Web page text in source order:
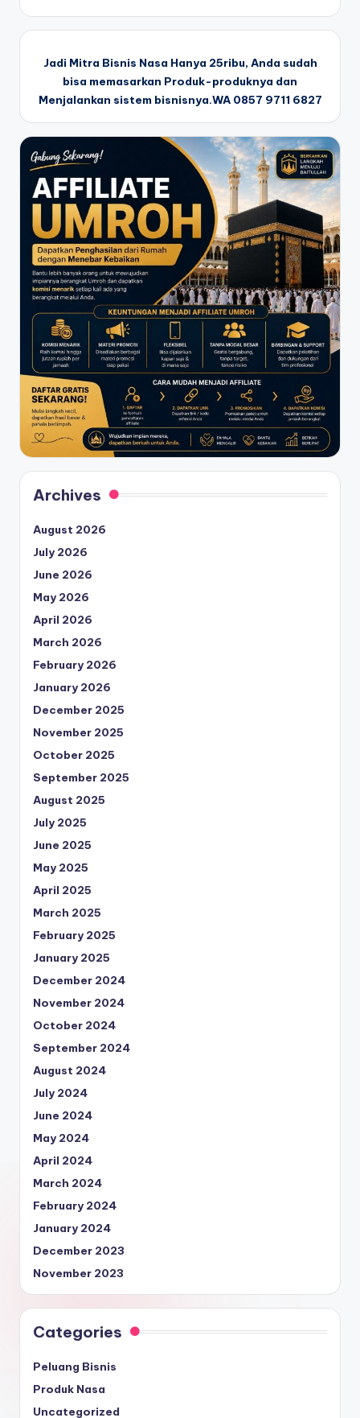
Jadi Mitra Bisnis Nasa Hanya 25ribu, Anda sudah
bisa memasarkan Produk-produknya dan
Menjalankan sistem bisnisnya.WA 0857 9711 6827
Archives
August 2026
July 2026
June 2026
May 2026
April 2026
March 2026
February 2026
January 2026
December 2025
November 2025
October 2025
September 2025
August 2025
July 2025
June 2025
May 2025
April 2025
March 2025
February 2025
January 2025
December 2024
November 2024
October 2024
September 2024
August 2024
July 2024
June 2024
May 2024
April 2024
March 2024
February 2024
January 2024
December 2023
November 2023
Categories
Peluang Bisnis
Produk Nasa
Uncategorized